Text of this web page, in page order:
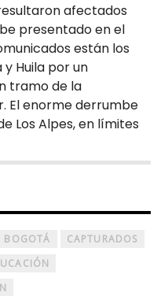
afectados
presentado en el
están los
Huila por un
tramo de la
El enorme derrumbe
Los Alpes, en límites
BOGOTÁ
CAPTURADOS